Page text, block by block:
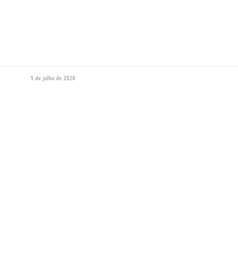
5 de julho de 2020